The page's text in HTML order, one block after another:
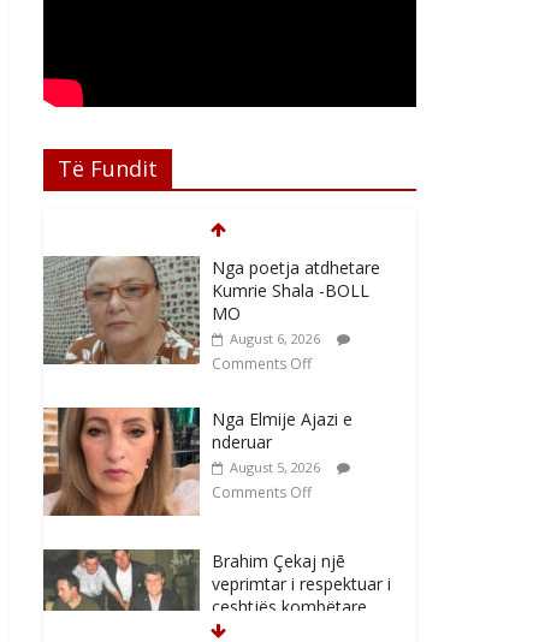
Të Fundit
Nga poetja atdhetare
Kumrie Shala -BOLL
MO
August 6, 2026
Comments Off
Nga Elmije Ajazi e
nderuar
August 5, 2026
Comments Off
Brahim Çekaj njē
veprimtar i respektuar i
çeshtjës kombëtare